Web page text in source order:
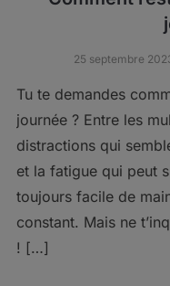
25 septembre
Tu te demandes
journée ? Entre les
distractions qui
et la fatigue qui peut
toujours facile de
constant. Mais ne
! […]